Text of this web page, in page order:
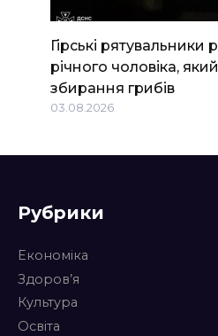
Гірські
річного чоловіка,
збирання грибів
03.08.2026
Рубрики
Економіка
Здоров’я
Культура
Освіта